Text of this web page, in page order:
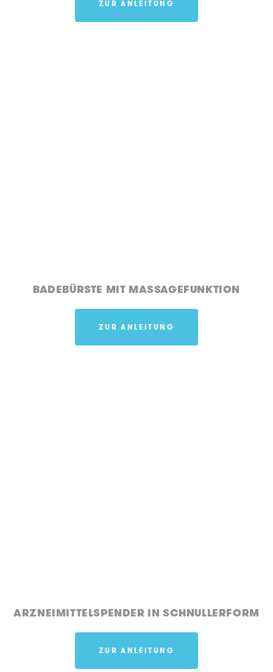
ZUR ANLEITUNG
BADEBÜRSTE MIT MASSAGEFUNKTION
ZUR ANLEITUNG
ARZNEIMITTELSPENDER IN SCHNULLERFORM
ZUR ANLEITUNG